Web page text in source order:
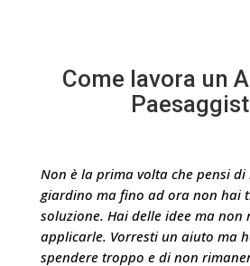
Come lavora un
Non è la prima volta che pensi
giardino ma fino ad ora non hai
soluzione. Hai delle idee ma non
applicarle. Vorresti un aiuto ma
spendere troppo e di non